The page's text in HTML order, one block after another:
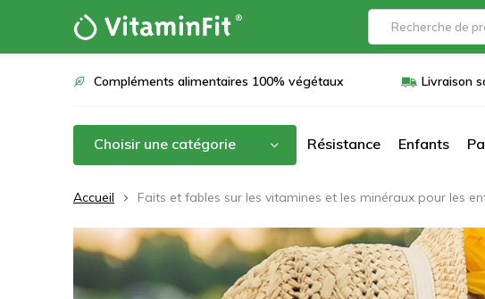
Compléments alimentaires 100% végétaux Livraison
Choisir une catégorie Résistance Enfants
Accueil Faits et fables sur les vitamines et les minéraux pour les